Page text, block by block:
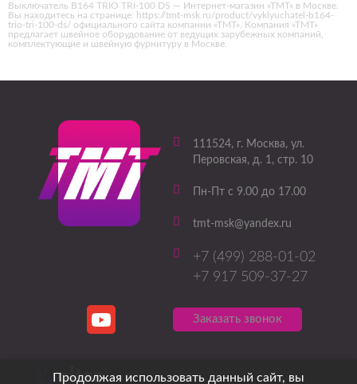
Выключатель B164 TRIO TRI-100 DS — Интернет-магазин «ТМТ» в Москве.
Вы находитесь на странице: https://tmt-msk.ru/product/vyklyuchatel-b164-
trio-tri-100-ds/ официального сайта компании «ТМТ». Компания «ТМТ»
предлагает швейное оборудование от ведущих зарубежных компаний,
комплектующие и швейную фурнитуру в Москве.
111524, г. Москва, ул.
Перовская, д. 1, стр. 10
Пн-Пт с 9.00 до 17.00
tmt-msk@yandex.ru
+7 (499) 288-01-02
+7 917 509-37-27
Заказать звонок
Продолжая использовать данный сайт, вы